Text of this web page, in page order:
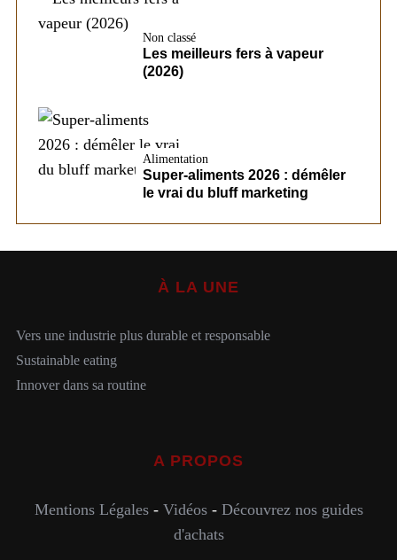
Non classé
Les meilleurs fers à vapeur
(2026)
Alimentation
Super-aliments 2026 : démêler
le vrai du bluff marketing
À LA UNE
Vers une industrie plus durable et responsable
Sustainable eating
Innover dans sa routine
A PROPOS
Mentions Légales- Vidéos- Découvrez nos guides
d'achats